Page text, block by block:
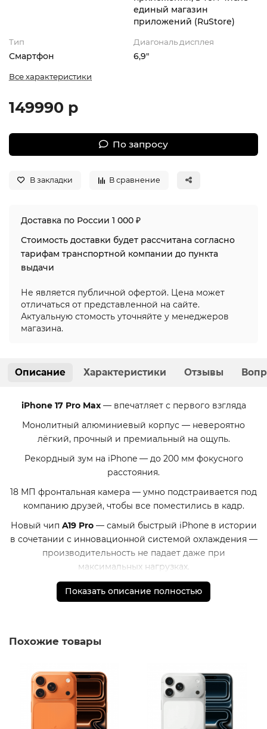
единый магазин
приложений (RuStore)
Тип
Смартфон
Диагональ дисплея
6,9"
Все характеристики
149990 р
По запросу
В закладки В сравнение
Доставка по России 1 000 ₽
Стоимость доставки будет рассчитана согласно
тарифам транспортной компании до пункта
выдачи
Не является публичной офертой. Цена может
отличаться от представленной на сайте.
Актуальную стомость уточняйте у менеджеров
магазина.
Описание Характеристики Отзывы
iPhone 17 Pro Max— впечатляет с первого взгляда
Монолитный алюминиевый корпус — невероятно
лёгкий, прочный и премиальный на ощупь.
Рекордный зум на iPhone — до 200 мм фокусного
расстояния.
18 МП фронтальная камера — умно подстраивается под
компанию друзей, чтобы все поместились в кадр.
Новый чип A19 Pro — самый быстрый iPhone в истории
в сочетании с инновационной системой охлаждения —
производительность не падает даже при
максимальных нагрузках.
Новый внутренний дизайн позволил увеличить
iPhone 17 Pro Maxработает на4часа дольше,
* - Актуальную стоимость и наличие товара, а также
порядок доставки и оплаты необходимо уточнять у
менеджеров магазина.
Показать описание полностью
Похожие товары